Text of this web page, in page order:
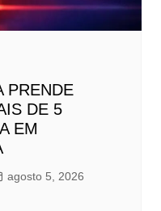
PRENDE
DE 5
EM
agosto 5, 2026